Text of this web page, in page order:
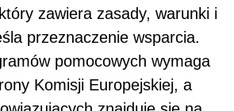
zawiera zasady, warunki i
przeznaczenie wsparcia.
pomocowych wymaga
Komisji Europejskiej, a